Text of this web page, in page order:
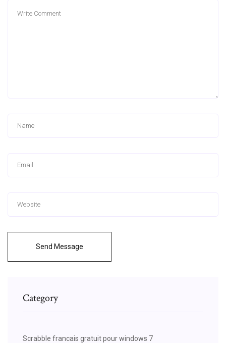
Send Message
Category
Scrabble francais gratuit pour windows 7